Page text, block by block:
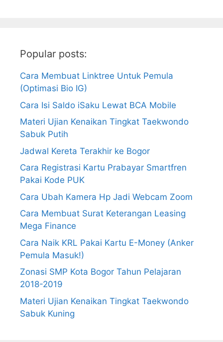
Popular posts:
Cara Membuat Linktree Untuk Pemula
(Optimasi Bio IG)
Cara Isi Saldo iSaku Lewat BCA Mobile
Materi Ujian Kenaikan Tingkat Taekwondo
Sabuk Putih
Jadwal Kereta Terakhir ke Bogor
Cara Registrasi Kartu Prabayar Smartfren
Pakai Kode PUK
Cara Ubah Kamera Hp Jadi Webcam Zoom
Cara Membuat Surat Keterangan Leasing
Mega Finance
Cara Naik KRL Pakai Kartu E-Money (Anker
Pemula Masuk!)
Zonasi SMP Kota Bogor Tahun Pelajaran
2018-2019
Materi Ujian Kenaikan Tingkat Taekwondo
Sabuk Kuning